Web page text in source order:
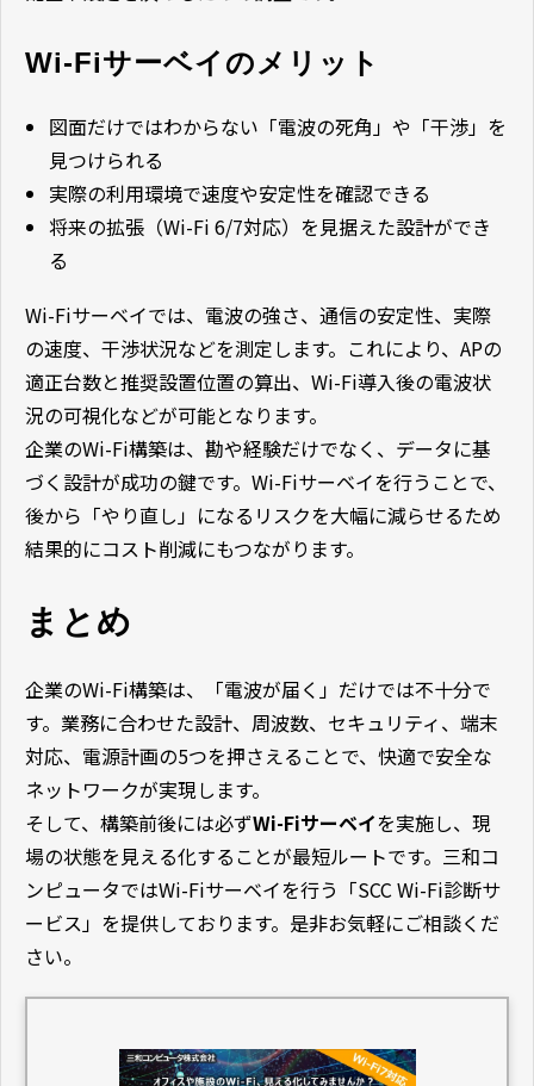
Wi-Fiサーベイのメリット
図面だけではわからない「電波の死角」や「干渉」を
見つけられる
実際の利用環境で速度や安定性を確認できる
将来の拡張（Wi-Fi 6/7対応）を見据えた設計ができ
る
Wi-Fiサーベイでは、電波の強さ、通信の安定性、実際
の速度、干渉状況などを測定します。これにより、APの
適正台数と推奨設置位置の算出、Wi-Fi導入後の電波状
況の可視化などが可能となります。
企業のWi-Fi構築は、勘や経験だけでなく、データに基
づく設計が成功の鍵です。Wi-Fiサーベイを行うことで、
後から「やり直し」になるリスクを大幅に減らせるため
結果的にコスト削減にもつながります。
まとめ
企業のWi-Fi構築は、「電波が届く」だけでは不十分で
す。業務に合わせた設計、周波数、セキュリティ、端末
対応、電源計画の5つを押さえることで、快適で安全な
ネットワークが実現します。
そして、構築前後には必ずWi-Fiサーベイを実施し、現
場の状態を見える化することが最短ルートです。三和コ
ンピュータではWi-Fiサーベイを行う「SCC Wi-Fi診断サ
ービス」を提供しております。是非お気軽にご相談くだ
さい。